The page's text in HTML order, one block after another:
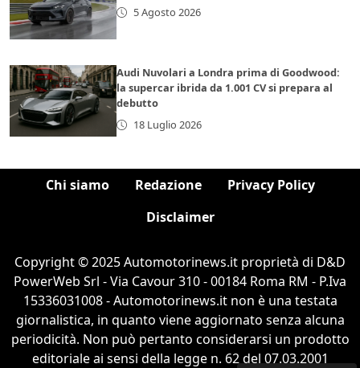
5 Agosto 2026
Audi Nuvolari a Londra prima di Goodwood:
la supercar ibrida da 1.001 CV si prepara al
debutto
18 Luglio 2026
Chi siamo Redazione
Privacy Policy
Disclaimer
Copyright © 2025 Automotorinews.it proprietà di D&D
PowerWeb Srl - Via Cavour 310 - 00184 Roma RM - P.Iva
15336031008 - Automotorinews.it non è una testata
giornalistica, in quanto viene aggiornato senza alcuna
periodicità. Non può pertanto considerarsi un prodotto
editoriale ai sensi della legge n. 62 del 07.03.2001